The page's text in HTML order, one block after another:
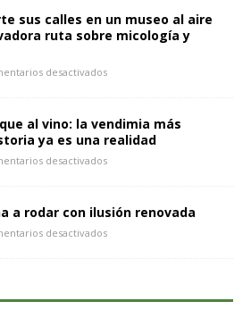
sus calles en un museo al aire
ruta sobre micología y
desactivados
al vino: la vendimia más
ya es una realidad
desactivados
a rodar con ilusión renovada
desactivados